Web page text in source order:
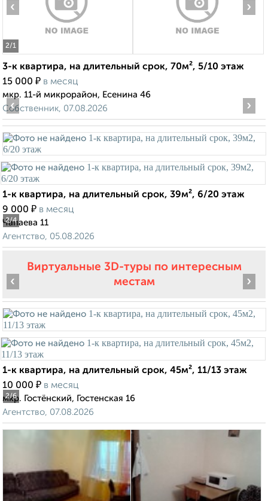
2/1
‹ ›
3-к квартира, на длительный срок, 70м², 5/10 этаж
15 000 ₽ в месяц
мкр. 11-й микрорайон, Есенина 46
Собственник, 07.08.2026
2/4
‹ ›
1-к квартира, на длительный срок, 39м², 6/20 этаж
9 000 ₽ в месяц
Чапаева 11
Агентство, 05.08.2026
Виртуальные 3D-туры по интересным
местам
2/6
‹ ›
1-к квартира, на длительный срок, 45м², 11/13 этаж
10 000 ₽ в месяц
мкр. Гостёнский, Гостенская 16
Агентство, 07.08.2026